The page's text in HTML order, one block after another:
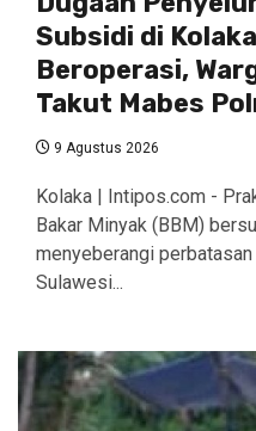
Subsidi di
Beroperasi,
Takut Mabes
9 Agustus 2026
Kolaka | Intipos.com -
Bakar Minyak (BBM)
menyeberangi
Sulawesi...